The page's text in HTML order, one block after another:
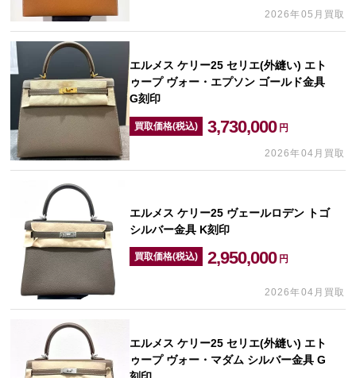
2026年05月買取
エルメス ケリー25 セリエ(外縫い) エト
ゥープ ヴォー・エプソン ゴールド金具
G刻印
買取価格(税込) 3,730,000 円
2026年04月買取
エルメス ケリー25 ヴェールロデン トゴ
シルバー金具 K刻印
買取価格(税込) 2,950,000 円
2026年04月買取
エルメス ケリー25 セリエ(外縫い) エト
ゥープ ヴォー・マダム シルバー金具 G